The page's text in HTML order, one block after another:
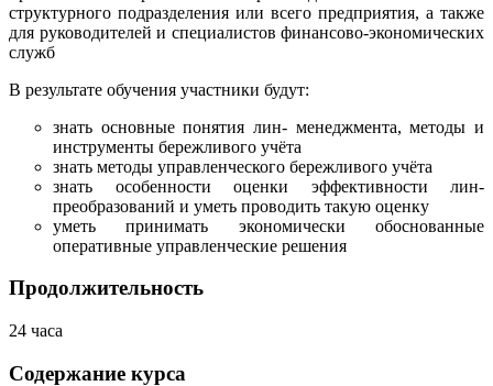
структурного подразделения или всего предприятия, а также
для руководителей и специалистов финансово-экономических
служб
В результате обучения участники будут:
знать основные понятия лин- менеджмента, методы и
инструменты бережливого учёта
знать методы управленческого бережливого учёта
знать особенности оценки эффективности лин-
преобразований и уметь проводить такую оценку
уметь принимать экономически обоснованные
оперативные управленческие решения
Продолжительность
24 часа
Содержание курса